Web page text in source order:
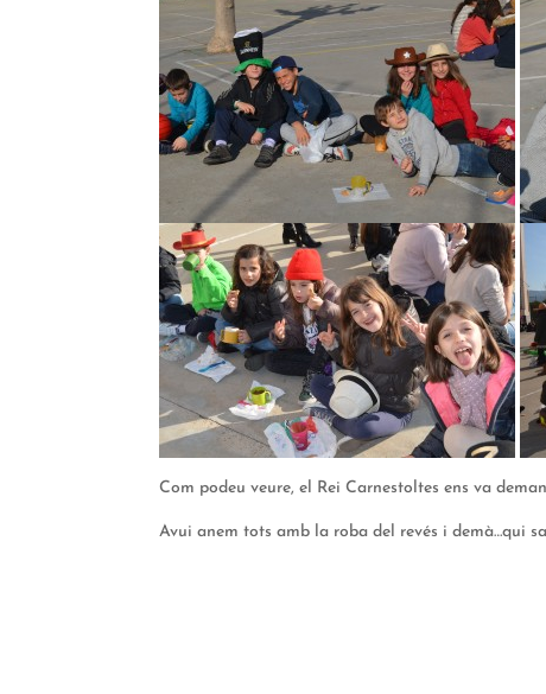
Com podeu veure, el Rei Carnestoltes ens va
Avui anem tots amb la roba del revés i demà…qui